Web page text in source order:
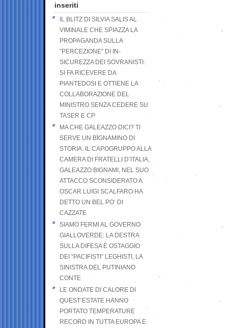
inseriti
IL BLITZ DI SILVIA SALIS AL
VIMINALE CHE SPIAZZA LA
PROPAGANDA SULLA
“PERCEZIONE” DI IN-
SICUREZZA DEI SOVRANISTI:
SI FA RICEVERE DA
PIANTEDOSI E OTTIENE LA
COLLABORAZIONE DEL
MINISTRO SENZA CEDERE SU
TASER E CP
MA CHE GALEAZZO DICI? TI
SERVE UN BIGNAMINO DI
STORIA. IL CAPOGRUPPO ALLA
CAMERA DI FRATELLI D’ITALIA,
GALEAZZO BIGNAMI, NEL SUO
ATTACCO SCONSIDERATO A
OSCAR LUIGI SCALFARO HA
DETTO UN BEL PO’ DI
CAZZATE
SIAMO FERMI AL GOVERNO
GIALLOVERDE: LA DESTRA
SULLA DIFESA È OSTAGGIO
DEI “PACIFISTI” LEGHISTI, LA
SINISTRA DEL PUTINIANO
CONTE
LE ONDATE DI CALORE DI
QUEST’ESTATE HANNO
PORTATO TEMPERATURE
RECORD IN TUTTA EUROPA E